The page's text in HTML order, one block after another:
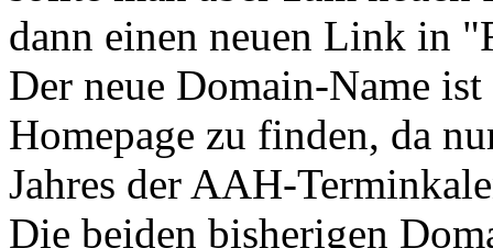
dann einen neuen Link in
Der neue Domain-Name
Homepage zu finden, da
Jahres der AAH-
Die beiden bisherigen